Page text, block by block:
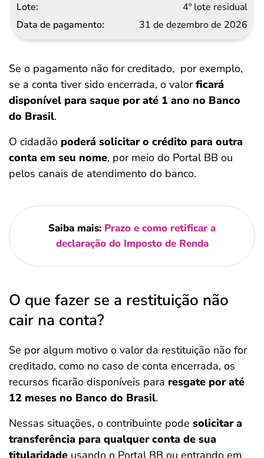
4º lote residual
31 de dezembro de 2026
Se o pagamento não for creditado, por exemplo,
se a conta tiver sido encerrada, o valorficará
disponível para saque por até 1 ano no Banco
do Brasil.
O cidadão poderá solicitar o crédito para outra
conta em seu nome, por meio do Portal BB ou
pelos canais de atendimento do banco.
Saiba mais: Prazo e como retificar a
declaração do Imposto de Renda
O que fazer se a restituição não
cair na conta?
Se por algum motivo o valor da restituição não for
creditado, como no caso de conta encerrada, os
recursos ficarão disponíveis para resgate por até
12 meses no Banco do Brasil.
Nessas situações, o contribuinte pode solicitar a
transferência para qualquer conta de sua
titularidade usando o Portal BB ou entrando em